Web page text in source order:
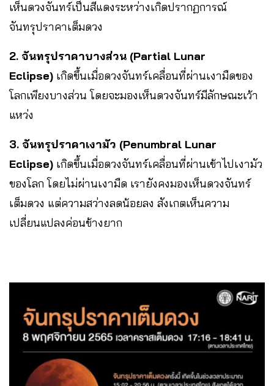
เห็นดวงจันทร์เป็นสีแดงระหว่างเกิดปรากฏการณ์
จันทรุปราคาเต็มดวง
2. จันทรุปราคาบางส่วน (Partial Lunar
Eclipse) เกิดขึ้นเมื่อดวงจันทร์เคลื่อนที่ผ่านเงามืดของ
โลกเพียงบางส่วน โดยจะมองเห็นดวงจันทร์มีลักษณะเว้า
แหว่ง
3. จันทรุปราคาเงามัว (Penumbral Lunar
Eclipse) เกิดขึ้นเมื่อดวงจันทร์เคลื่อนที่ผ่านเข้าไปเงามัว
ของโลก โดยไม่ผ่านเงามืด เรายังคงมองเห็นดวงจันทร์
เต็มดวง แต่ความสว่างลดน้อยลง สังเกตเห็นความ
เปลี่ยนแปลงค่อนข้างยาก